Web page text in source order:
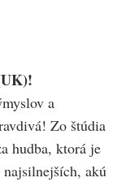
a
Zo štúdia
hudba, ktorá je
akú